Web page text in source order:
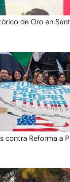
de Oro en
contra Reforma a